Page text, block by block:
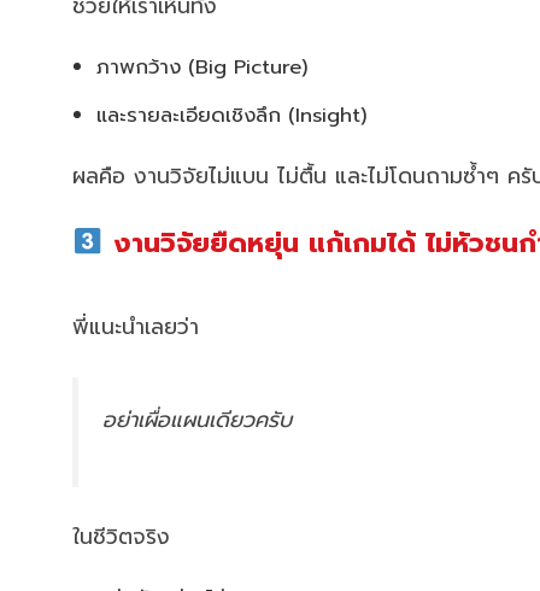
ภาพกว้าง (Big Picture)
และรายละเอียดเชิงลึก (Insight)
ผลคือ งานวิจัยไม่แบน ไม่ตื้น และไม่โดนถามซ้ำๆ ครั
งานวิจัยยืดหยุ่น แก้เกมได้ ไม่หัวชน
พี่แนะนำเลยว่า
อย่าเผื่อแผนเดียวครับ
ในชีวิตจริง